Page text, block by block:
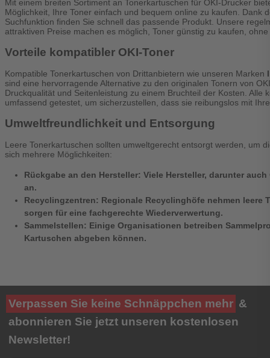
Mit einem breiten Sortiment an Tonerkartuschen für OKI-Drucker
Möglichkeit, Ihre Toner einfach und bequem online zu kaufen. Dank
Suchfunktion finden Sie schnell das passende Produkt. Unsere
attraktiven Preise machen es möglich, Toner günstig zu kaufen,
Vorteile kompatibler OKI-Toner
Kompatible Tonerkartuschen von Drittanbietern wie unseren Marken
sind eine hervorragende Alternative zu den originalen Tonern von
Druckqualität und Seitenleistung zu einem Bruchteil der Kosten. Alle
umfassend getestet, um sicherzustellen, dass sie reibungslos mit
Umweltfreundlichkeit und Entsorgung
Leere Tonerkartuschen sollten umweltgerecht entsorgt werden, um
sich mehrere Möglichkeiten:
Rückgabe an den Hersteller: Viele Hersteller, darunter
an.
Recyclingzentren: Regionale Recyclinghöfe nehmen leere
sorgen für eine fachgerechte Wiederverwertung.
Sammelstellen: Einige Organisationen betreiben
Kartuschen abgeben können.
Verpassen Sie keine Schnäppchen mehr &
abonnieren Sie jetzt unseren kostenlosen
Newsletter!